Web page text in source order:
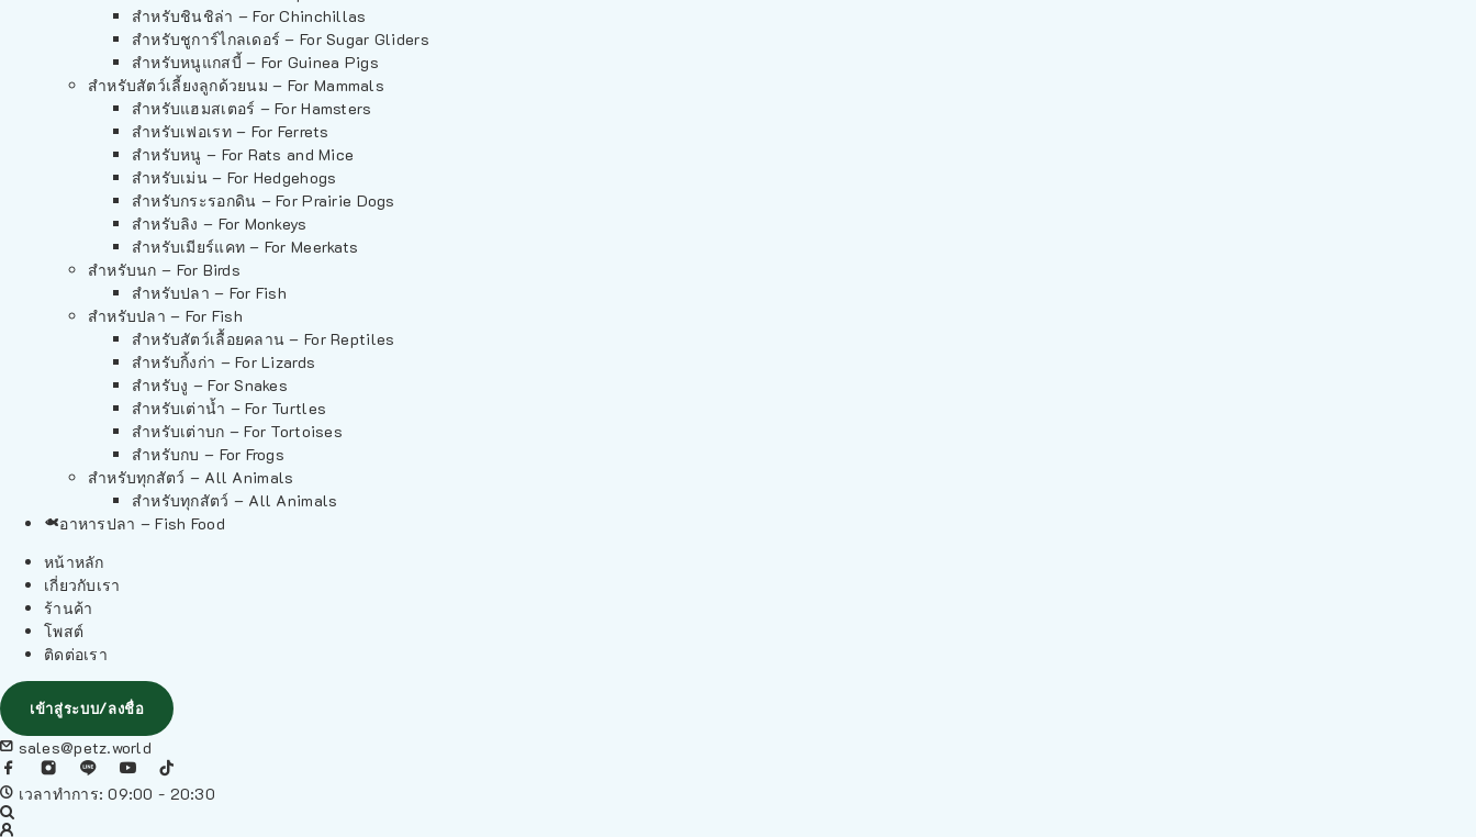
สำหรับชินชิล่า – For Chinchillas
สำหรับชูการ์ไกลเดอร์ – For Sugar Gliders
สำหรับหนูแกสบี้ – For Guinea Pigs
สำหรับสัตว์เลี้ยงลูกด้วยนม – For Mammals
สำหรับแฮมสเตอร์ – For Hamsters
สำหรับเฟอเรท – For Ferrets
สำหรับหนู – For Rats and Mice
สำหรับเม่น – For Hedgehogs
สำหรับกระรอกดิน – For Prairie Dogs
สำหรับลิง – For Monkeys
สำหรับเมียร์แคท – For Meerkats
สำหรับนก – For Birds
สำหรับปลา – For Fish
สำหรับปลา – For Fish
สำหรับสัตว์เลื้อยคลาน – For Reptiles
สำหรับกิ้งก่า – For Lizards
สำหรับงู – For Snakes
สำหรับเต่าน้ำ – For Turtles
สำหรับเต่าบก – For Tortoises
สำหรับกบ – For Frogs
สำหรับทุกสัตว์ – All Animals
สำหรับทุกสัตว์ – All Animals
อาหารปลา – Fish Food
หน้าหลัก
เกี่ยวกับเรา
ร้านค้า
โพสต์
ติดต่อเรา
เข้าสู่ระบบ/ลงชื่อ
sales@petz.world
เวลาทำการ: 09:00 - 20:30